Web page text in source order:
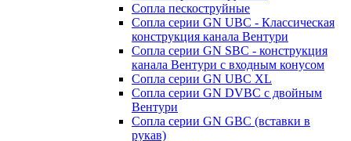
Сопла пескоструйные
Сопла серии GN UBC - Классическая
конструкция канала Вентури
Сопла серии GN SBC - конструкция
канала Вентури c входным конусом
Сопла серии GN UBC XL
Сопла серии GN DVBC с двойным
Вентури
Сопла серии GN GBC (вставки в
рукав)